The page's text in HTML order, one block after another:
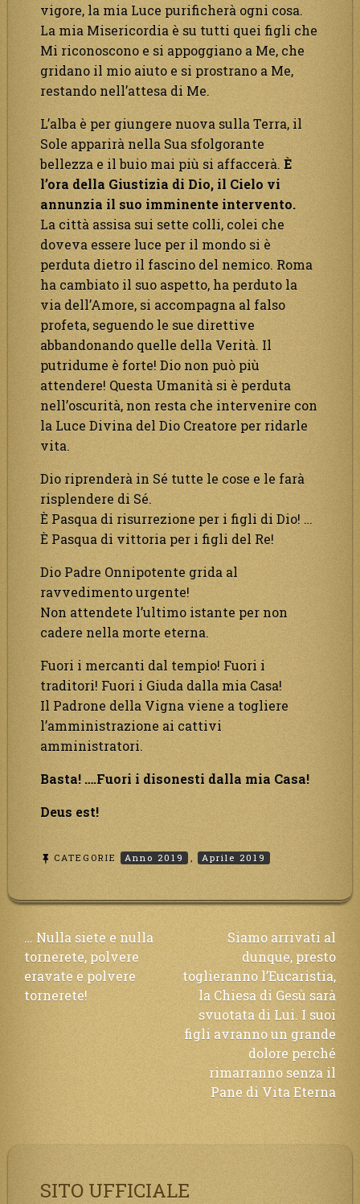
vigore, la mia Luce purificherà ogni cosa.
La mia Misericordia è su tutti quei figli che
Mi riconoscono e si appoggiano a Me, che
gridano il mio aiuto e si prostrano a Me,
restando nell’attesa di Me.
L’alba è per giungere nuova sulla Terra, il
Sole apparirà nella Sua sfolgorante
bellezza e il buio mai più si affaccerà. È
l’ora della Giustizia di Dio, il Cielo vi
annunzia il suo imminente intervento.
La città assisa sui sette colli, colei che
doveva essere luce per il mondo si è
perduta dietro il fascino del nemico. Roma
ha cambiato il suo aspetto, ha perduto la
via dell’Amore, si accompagna al falso
profeta, seguendo le sue direttive
abbandonando quelle della Verità. Il
putridume è forte! Dio non può più
attendere! Questa Umanità si è perduta
nell’oscurità, non resta che intervenire con
la Luce Divina del Dio Creatore per ridarle
vita.
Dio riprenderà in Sé tutte le cose e le farà
risplendere di Sé.
È Pasqua di risurrezione per i figli di Dio! …
È Pasqua di vittoria per i figli del Re!
Dio Padre Onnipotente grida al
ravvedimento urgente!
Non attendete l’ultimo istante per non
cadere nella morte eterna.
Fuori i mercanti dal tempio! Fuori i
traditori! Fuori i Giuda dalla mia Casa!
Il Padrone della Vigna viene a togliere
l’amministrazione ai cattivi
amministratori.
Basta! ….Fuori i disonesti dalla mia Casa!
Deus est!
CATEGORIE Anno 2019 , Aprile 2019
Navigazione
articoli
… Nulla siete e nulla
tornerete, polvere
eravate e polvere
tornerete!
Siamo arrivati al
dunque, presto
toglieranno l’Eucaristia,
la Chiesa di Gesù sarà
svuotata di Lui. I suoi
figli avranno un grande
dolore perché
rimarranno senza il
Pane di Vita Eterna
SITO UFFICIALE